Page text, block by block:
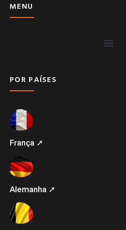
MENU
POR PAÍSES
França ➚
Alemanha ➚